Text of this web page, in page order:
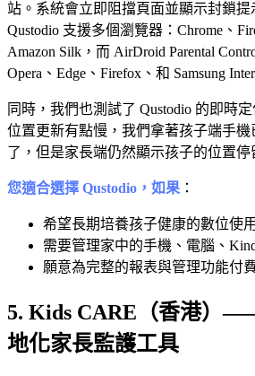
站。系統會立即阻擋頁面並顯示封鎖提
Qustodio 支援多個瀏覽器：Chrome、
Amazon Silk，而 AirDroid Parental
Opera、Edge、Firefox、和 Samsung
同時，我們也測試了 Qustodio 的即時
位置更新有點慢，我們拿著孩子端手機
了，但是家長端仍然顯示孩子的位置停
您適合選擇 Qustodio，如果 ：
希望長期培養孩子健康的數位使
需要管理家中的手機、電腦、
願意為完整的報表與管理功能付
5. Kids CARE（香港）
地化家長監護工具